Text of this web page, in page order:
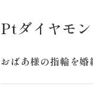
Ptダイヤモ
おばあ様の指輪を